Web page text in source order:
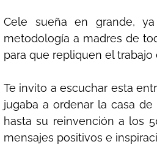
Cele sueña en grande,
metodología a madres de
para que repliquen el trabajo
Te invito a escuchar esta
jugaba a ordenar la casa
hasta su reinvención a los
mensajes positivos e